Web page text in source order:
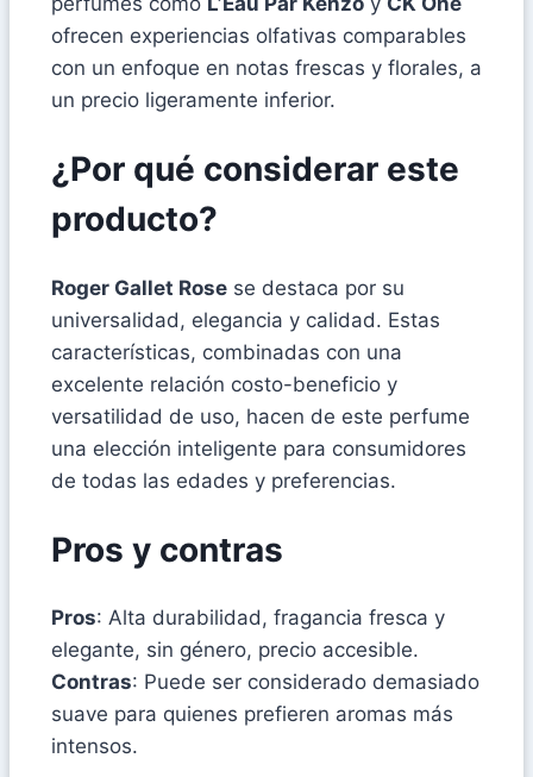
ofrecen experiencias olfativas comparables
con un enfoque en notas frescas y florales, a
un precio ligeramente inferior.
¿Por qué considerar este
producto?
Roger Gallet Rose se destaca por su
universalidad, elegancia y calidad. Estas
características, combinadas con una
excelente relación costo-beneficio y
versatilidad de uso, hacen de este perfume
una elección inteligente para consumidores
de todas las edades y preferencias.
Pros y contras
Pros: Alta durabilidad, fragancia fresca y
elegante, sin género, precio accesible.
Contras: Puede ser considerado demasiado
suave para quienes prefieren aromas más
intensos.